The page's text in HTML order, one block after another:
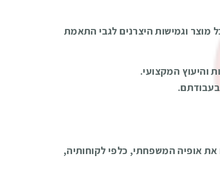
מוצר וגמישות היצרנים לגבי התאמת
והיעוץ המקצועי.
בעבודתם.
חיון לפני יותר מ-30 שנה ומשמרת גם כיום את אופיה המשפחתי, כלפי לקוחותיה,